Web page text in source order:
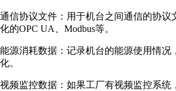
通信协议文件：用于机台之间通信的协议
化的OPC UA、Modbus等。
能源消耗数据：记录机台的能源使用情况
化。
视频监控数据：如果工厂有视频监控系统